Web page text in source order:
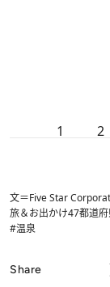
1 2
文＝Five Star
旅＆お出かけ47都道
#温泉
Share